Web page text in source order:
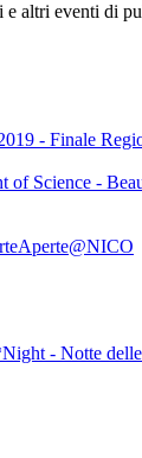
altri eventi di
- Finale
of Science -
- Notte